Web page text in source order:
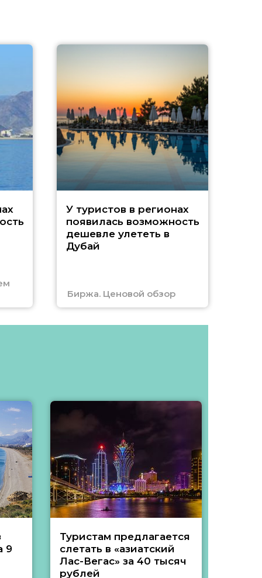
У туристов в регионах
появилась возможность
дешевле улететь в
Дубай
Биржа. Ценовой обзор
9
Туристам предлагается
слетать в «азиатский
Лас-Вегас» за 40 тысяч
рублей